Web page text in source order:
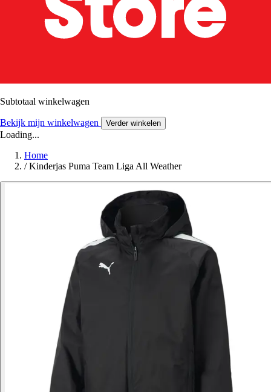
Subtotaal winkelwagen
Bekijk mijn winkelwagen Verder winkelen
Loading...
Home
/ Kinderjas Puma Team Liga All Weather